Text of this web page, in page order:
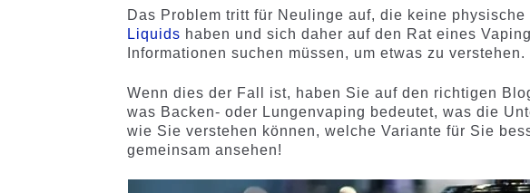
en
en
Das Problem tritt für Neulinge auf, die keine
Liquids haben und sich daher auf den Rat eines
Informationen suchen müssen, um etwas zu verstehen.
Wenn dies der Fall ist, haben Sie auf den richtigen
was Backen- oder Lungenvaping bedeutet, was die
wie Sie verstehen können, welche Variante für Sie
gemeinsam ansehen!